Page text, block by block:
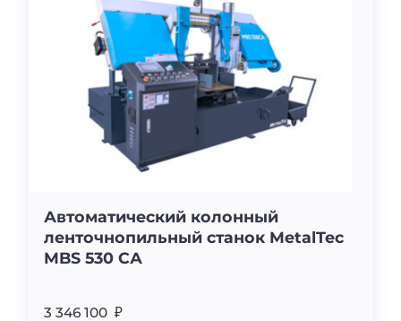
Автоматический колонный
ленточнопильный станок MetalTec
MBS 530 CА
3 346 100 ₽